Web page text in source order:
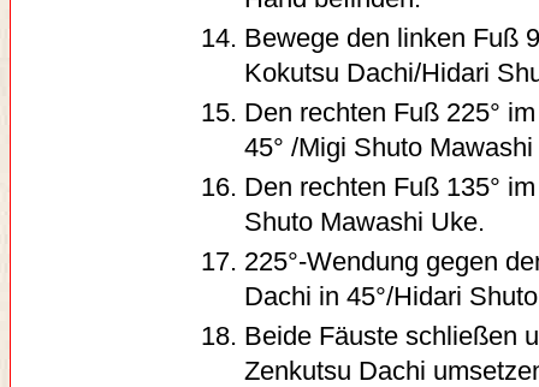
Bewege den linken Fuß
Kokutsu Dachi/Hidari
Den rechten Fuß 225°
45° /Migi Shuto
Den rechten Fuß 135°
Shuto Mawashi Uke.
225°-Wendung gegen
Dachi in 45°/Hidari
Beide Fäuste schließen
Zenkutsu Dachi